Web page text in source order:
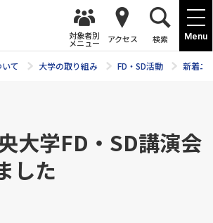
Menu
対象者別
メニュー アクセス 検索
て 大学の取り組み FD・SD活動 新着ニ
大学FD・SD講演会
した